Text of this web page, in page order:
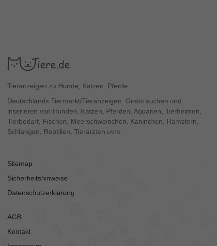
Tieranzeigen zu Hunde, Katzen, Pferde.
Deutschlands Tiermarkt/Tieranzeigen. Gratis suchen und
inserieren von Hunden, Katzen, Pferden, Aquarien, Tierheimen,
Tierbedarf, Fischen, Meerschweinchen, Kaninchen, Hamstern,
Schlangen, Reptilien, Tierärzten uvm.
Sitemap
Sicherheitshinweise
Datenschutzerklärung
AGB
Kontakt